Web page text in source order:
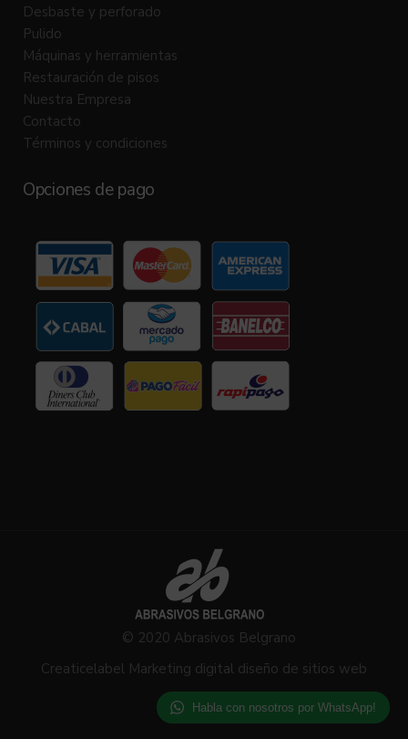
Desbaste y perforado
Pulido
Máquinas y herramientas
Restauración de pisos
Nuestra Empresa
Contacto
Términos y condiciones
Opciones de pago
© 2020 Abrasivos Belgrano
Creaticelabel Marketing digital diseño de sitios web
Habla con nosotros por WhatsApp!